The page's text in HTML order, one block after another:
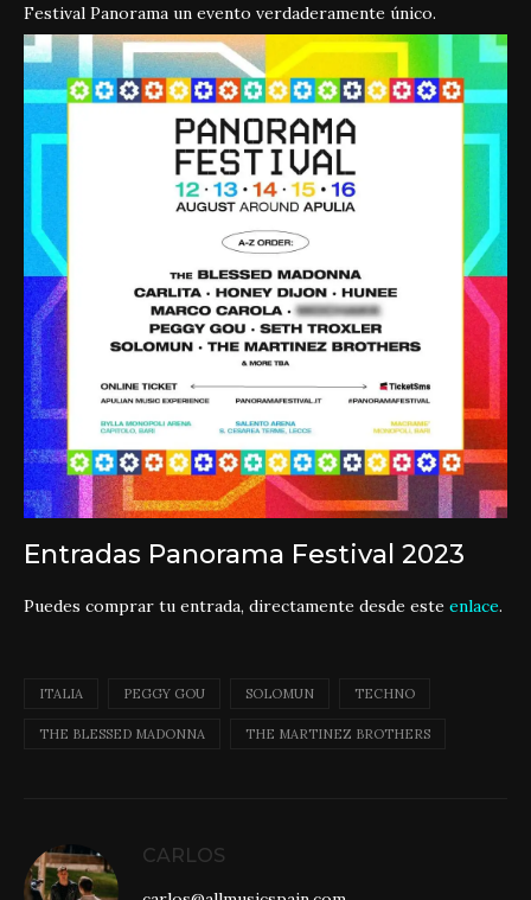
Festival Panorama un evento verdaderamente único.
Entradas Panorama Festival 2023
Puedes comprar tu entrada, directamente desde este enlace.
ITALIA PEGGY GOU SOLOMUN TECHNO
THE BLESSED MADONNA THE MARTINEZ BROTHERS
CARLOS